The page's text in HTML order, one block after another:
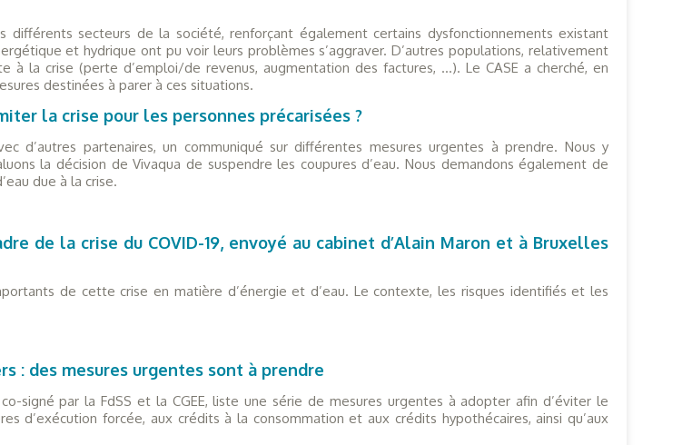
secteurs de la société, renforçant également certains dysfonctionnements existant
et hydrique ont pu voir leurs problèmes s’aggraver. D’autres populations, relativement
à la crise (perte d’emploi/de revenus, augmentation des factures, …). Le CASE a cherché, en
destinées à parer à ces situations.
la crise pour les personnes précarisées ?
d’autres partenaires, un communiqué sur différentes mesures urgentes à prendre. Nous y
la décision de Vivaqua de suspendre les coupures d’eau. Nous demandons également de
due à la crise.
de la crise du COVID-19, envoyé au cabinet d’Alain Maron et à Bruxelles
de cette crise en matière d’énergie et d’eau. Le contexte, les risques identifiés et les
: des mesures urgentes sont à prendre
signé par la FdSS et la CGEE, liste une série de mesures urgentes à adopter afin d’éviter le
d’exécution forcée, aux crédits à la consommation et aux crédits hypothécaires, ainsi qu’aux